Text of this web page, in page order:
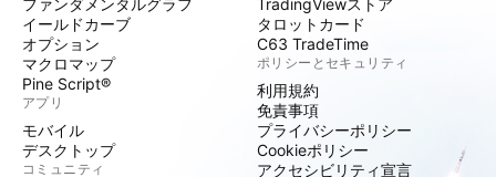
ファンダメンタルグラフ
イールドカーブ
オプション
マクロマップ
Pine Script®
アプリ
モバイル
デスクトップ
コミュニティ
TradingViewストア
タロットカード
C63 TradeTime
ポリシーとセキュリティ
利用規約
免責事項
プライバシーポリシー
Cookieポリシー
アクセシビリティ宣言